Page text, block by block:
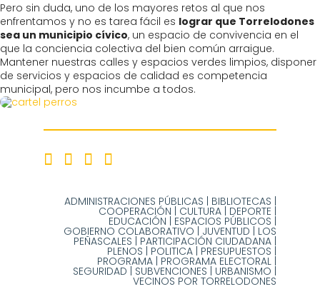
Pero sin duda, uno de los mayores retos al que nos
enfrentamos y no es tarea fácil es lograr que Torrelodones
sea un municipio cívico, un espacio de convivencia en el
que la conciencia colectiva del bien común arraigue.
Mantener nuestras calles y espacios verdes limpios, disponer
de servicios y espacios de calidad es competencia
municipal, pero nos incumbe a todos.
ADMINISTRACIONES PÚBLICAS BIBLIOTECAS
COOPERACIÓN CULTURA DEPORTE
EDUCACIÓN ESPACIOS PÚBLICOS
GOBIERNO COLABORATIVO JUVENTUD LOS
PEÑASCALES PARTICIPACIÓN CIUDADANA
PLENOS POLITICA PRESUPUESTOS
PROGRAMA PROGRAMA ELECTORAL
SEGURIDAD SUBVENCIONES URBANISMO
VECINOS POR TORRELODONES